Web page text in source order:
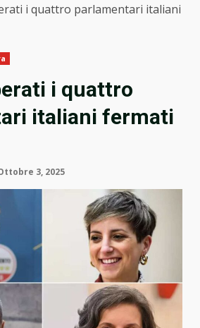
i quattro parlamentari italiani
i quattro
italiani fermati
3, 2025